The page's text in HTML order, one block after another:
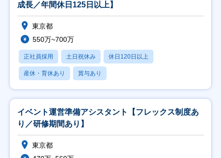
成長／年間休日125日以上】
東京都
550万~700万
正社員採用 土日祝休み 休日120日以上
産休・育休あり 賞与あり
イベント運営準備アシスタント【フレックス制度あ
り／研修期間あり】
東京都